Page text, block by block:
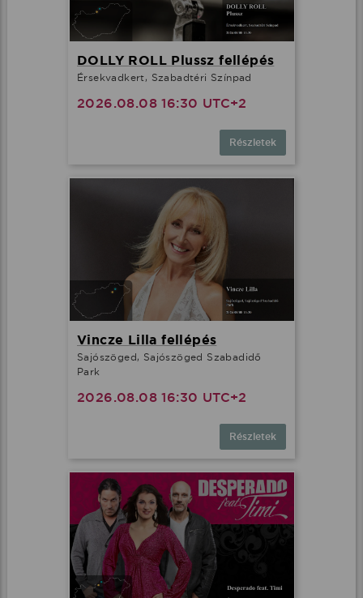
DOLLY ROLL Plussz fellépés
Érsekvadkert, Szabadtéri Színpad
2026.08.08 16:30 UTC+2
Részletek
Vincze Lilla fellépés
Sajószöged, Sajószöged Szabadidő
Park
2026.08.08 16:30 UTC+2
Részletek